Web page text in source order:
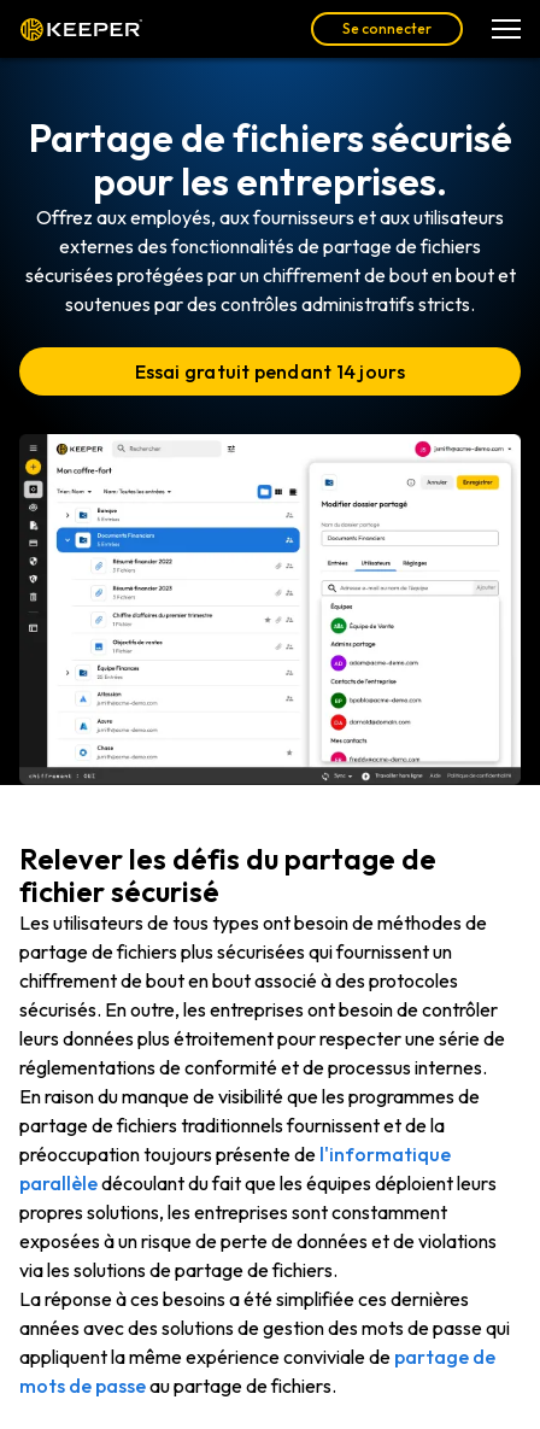
Se connecter
Partage de fichiers sécurisé
pour les entreprises.
Offrez aux employés, aux fournisseurs et aux utilisateurs
externes des fonctionnalités de partage de fichiers
sécurisées protégées par un chiffrement de bout en bout et
soutenues par des contrôles administratifs stricts.
Essai gratuit pendant 14 jours
Relever les défis du partage de
fichier sécurisé
Les utilisateurs de tous types ont besoin de méthodes de
partage de fichiers plus sécurisées qui fournissent un
chiffrement de bout en bout associé à des protocoles
sécurisés. En outre, les entreprises ont besoin de contrôler
leurs données plus étroitement pour respecter une série de
réglementations de conformité et de processus internes.
En raison du manque de visibilité que les programmes de
partage de fichiers traditionnels fournissent et de la
préoccupation toujours présente de l'informatique
parallèledécoulant du fait que les équipes déploient leurs
propres solutions, les entreprises sont constamment
exposées à un risque de perte de données et de violations
via les solutions de partage de fichiers.
La réponse à ces besoins a été simplifiée ces dernières
années avec des solutions de gestion des mots de passe qui
appliquent la même expérience conviviale de partage de
mots de passeau partage de fichiers.